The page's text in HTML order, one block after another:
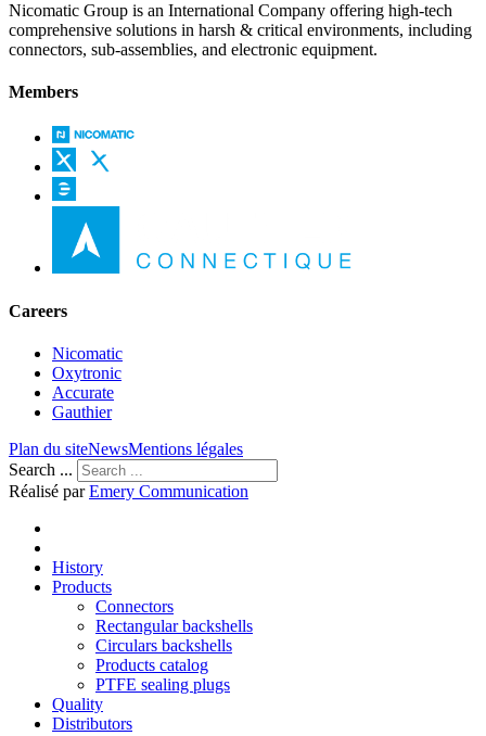
Nicomatic Group is an International Company offering high-tech
comprehensive solutions in harsh & critical environments, including
connectors, sub-assemblies, and electronic equipment.
Members
Careers
Nicomatic
Oxytronic
Accurate
Gauthier
Plan du siteNewsMentions légales
Search ...
Réalisé parEmery Communication
History
Products
Connectors
Rectangular backshells
Circulars backshells
Products catalog
PTFE sealing plugs
Quality
Distributors